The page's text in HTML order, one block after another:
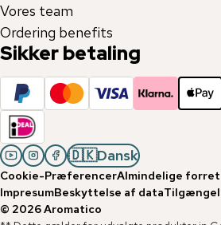
Vores team
Ordering benefits
Sikker betaling
🇩🇰Dansk
Cookie-PræferencerAlmindelige
ImpresumBeskyttelse af data
© 2026Aromatico